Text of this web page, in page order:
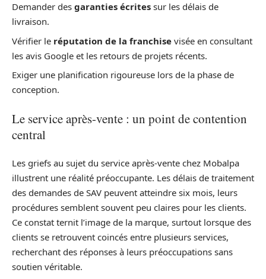
Demander des garanties écrites sur les délais de
livraison.
Vérifier le réputation de la franchise visée en consultant
les avis Google et les retours de projets récents.
Exiger une planification rigoureuse lors de la phase de
conception.
Le service après-vente : un point de contention
central
Les griefs au sujet du service après-vente chez Mobalpa
illustrent une réalité préoccupante. Les délais de traitement
des demandes de SAV peuvent atteindre six mois, leurs
procédures semblent souvent peu claires pour les clients.
Ce constat ternit l’image de la marque, surtout lorsque des
clients se retrouvent coincés entre plusieurs services,
recherchant des réponses à leurs préoccupations sans
soutien véritable.